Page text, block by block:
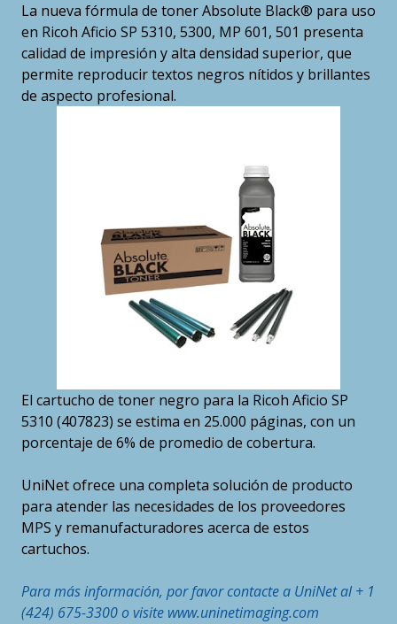
La nueva fórmula de toner Absolute Black® para uso
en Ricoh Aficio SP 5310, 5300, MP 601, 501 presenta
calidad de impresión y alta densidad superior, que
permite reproducir textos negros nítidos y brillantes
de aspecto profesional.
El cartucho de toner negro para la Ricoh Aficio SP
5310 (407823) se estima en 25.000 páginas, con un
porcentaje de 6% de promedio de cobertura.
UniNet ofrece una completa solución de producto
para atender las necesidades de los proveedores
MPS y remanufacturadores acerca de estos
cartuchos.
Para más información, por favor contacte a UniNet al + 1
(424) 675-3300 o visite www.uninetimaging.com